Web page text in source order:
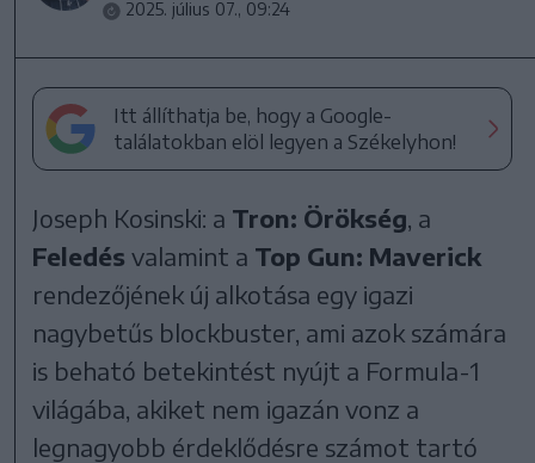
2025. július 07., 09:24
Itt állíthatja be, hogy a Google-
találatokban elöl legyen a Székelyhon!
Joseph Kosinski: a Tron: Örökség , a
Feledés valamint a Top Gun: Maverick
rendezőjének új alkotása egy igazi
nagybetűs blockbuster, ami azok számára
is beható betekintést nyújt a Formula-1
világába, akiket nem igazán vonz a
legnagyobb érdeklődésre számot tartó